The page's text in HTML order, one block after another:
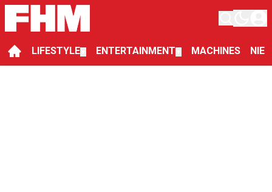
LIFESTYLE ENTERTAINMENT MACHINES